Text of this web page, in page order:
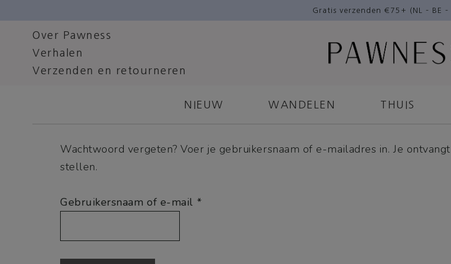
Gratis verzenden €75+ (NL – BE –
Over Pawness
Verhalen
Verzenden en retourneren
NIEUW WANDELEN THUIS
Wachtwoord vergeten? Voer je gebruikersnaam of e-mailadres in. Je
stellen.
Gebruikersnaam of e-mail *Vereist